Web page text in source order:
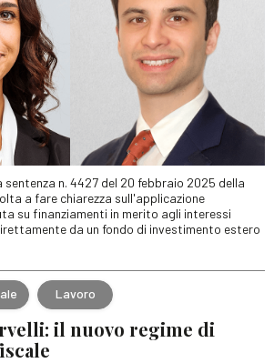
n. 4427 del 20 febbraio 2025 della
a fare chiarezza sull'applicazione
su finanziamenti in merito agli interessi
da un fondo di investimento estero
Lavoro
il nuovo regime di